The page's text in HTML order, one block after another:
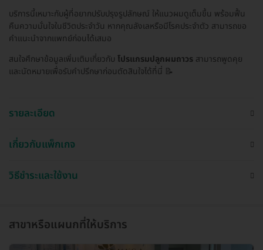
บริการนี้เหมาะกับผู้ที่อยากปรับปรุงรูปลักษณ์ ให้แนวผมดูเต็มขึ้น พร้อมฟื้น
คืนความมั่นใจในชีวิตประจำวัน หากคุณลังเลหรือมีโรคประจำตัว สามารถขอ
คำแนะนำจากแพทย์ก่อนได้เสมอ
สนใจศึกษาข้อมูลเพิ่มเติมเกี่ยวกับ โปรแกรมปลูกผมถาวร สามารถพูดคุย
และนัดหมายเพื่อรับคำปรึกษาก่อนตัดสินใจได้ที่นี่ 📝
รายละเอียด
เกี่ยวกับแพ็กเกจ
วิธีชำระและใช้งาน
สาขาหรือแผนกที่ให้บริการ